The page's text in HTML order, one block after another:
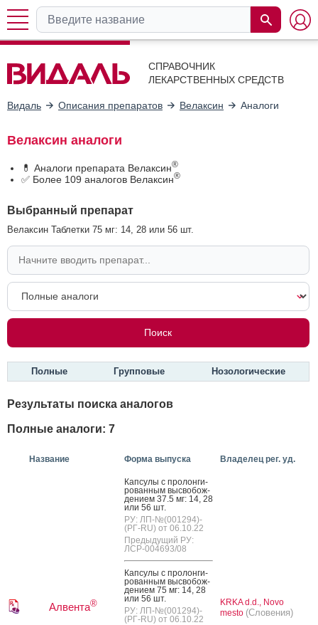
СПРАВОЧНИК
ЛЕКАРСТВЕННЫХ СРЕДСТВ
Видаль Описания препаратов Велаксин Аналоги
Велаксин аналоги
💊 Аналоги препарата Велаксин®
✅ Более 109 аналогов Велаксин®
Выбранный препарат
Велаксин Таблетки 75 мг: 14, 28 или 56 шт.
Полные Групповые Нозологические
Результаты поиска аналогов
Полные аналоги: 7
Название Форма выпуска Владелец рег. уд.
Алвента®
Кап­су­лы с про­лон­ги­
рован­ным выс­во­бож­
де­ни­ем 37.5 мг: 14, 28
или 56 шт.
РУ: ЛП-№(001294)-
(РГ-RU) от 06.10.22
Предыдущий РУ:
ЛСР-004693/08
Кап­су­лы с про­лон­ги­
рован­ным выс­во­бож­
де­ни­ем 75 мг: 14, 28
или 56 шт.
РУ: ЛП-№(001294)-
(РГ-RU) от 06.10.22
KRKA d.d., Novo
mesto (Словения)